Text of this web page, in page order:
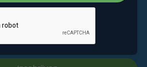
Wekelijkse nieuwsbrief